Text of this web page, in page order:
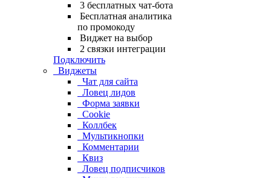
3 бесплатных чат-бота
Бесплатная аналитика
по промокоду
Виджет на выбор
2 связки интеграции
Подключить
Виджеты
Чат для сайта
Ловец лидов
Форма заявки
Cookie
Коллбек
Мультикнопки
Комментарии
Квиз
Ловец подписчиков